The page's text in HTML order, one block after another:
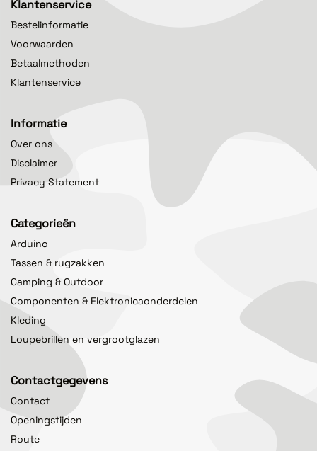
Klantenservice
Bestelinformatie
Voorwaarden
Betaalmethoden
Klantenservice
Informatie
Over ons
Disclaimer
Privacy Statement
Categorieën
Arduino
Tassen & rugzakken
Camping & Outdoor
Componenten & Elektronicaonderdelen
Kleding
Loupebrillen en vergrootglazen
Contactgegevens
Contact
Openingstijden
Route